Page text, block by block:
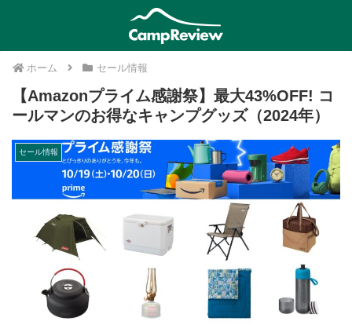
ホーム セール情報
【Amazonプライム感謝祭】最大43%OFF! コ
ールマンのお得なキャンプグッズ（2024年）
セール情報